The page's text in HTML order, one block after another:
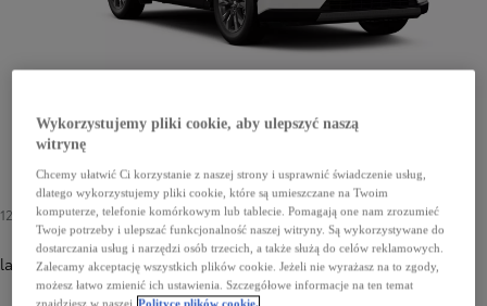
1200 zł
lakier podstawowy-040 Pure White 1200 zł
Wykorzystujemy pliki cookie, aby ulepszyć naszą
witrynę
Chcemy ułatwić Ci korzystanie z naszej strony i usprawnić świadczenie usług,
dlatego wykorzystujemy pliki cookie, które są umieszczane na Twoim
komputerze, telefonie komórkowym lub tablecie. Pomagają one nam zrozumieć
Twoje potrzeby i ulepszać funkcjonalność naszej witryny. Są wykorzystywane do
dostarczania usług i narzędzi osób trzecich, a także służą do celów reklamowych.
Zalecamy akceptację wszystkich plików cookie. Jeżeli nie wyrażasz na to zgody,
możesz łatwo zmienić ich ustawienia. Szczegółowe informacje na ten temat
znajdziesz w naszej Polityce plików cookie.